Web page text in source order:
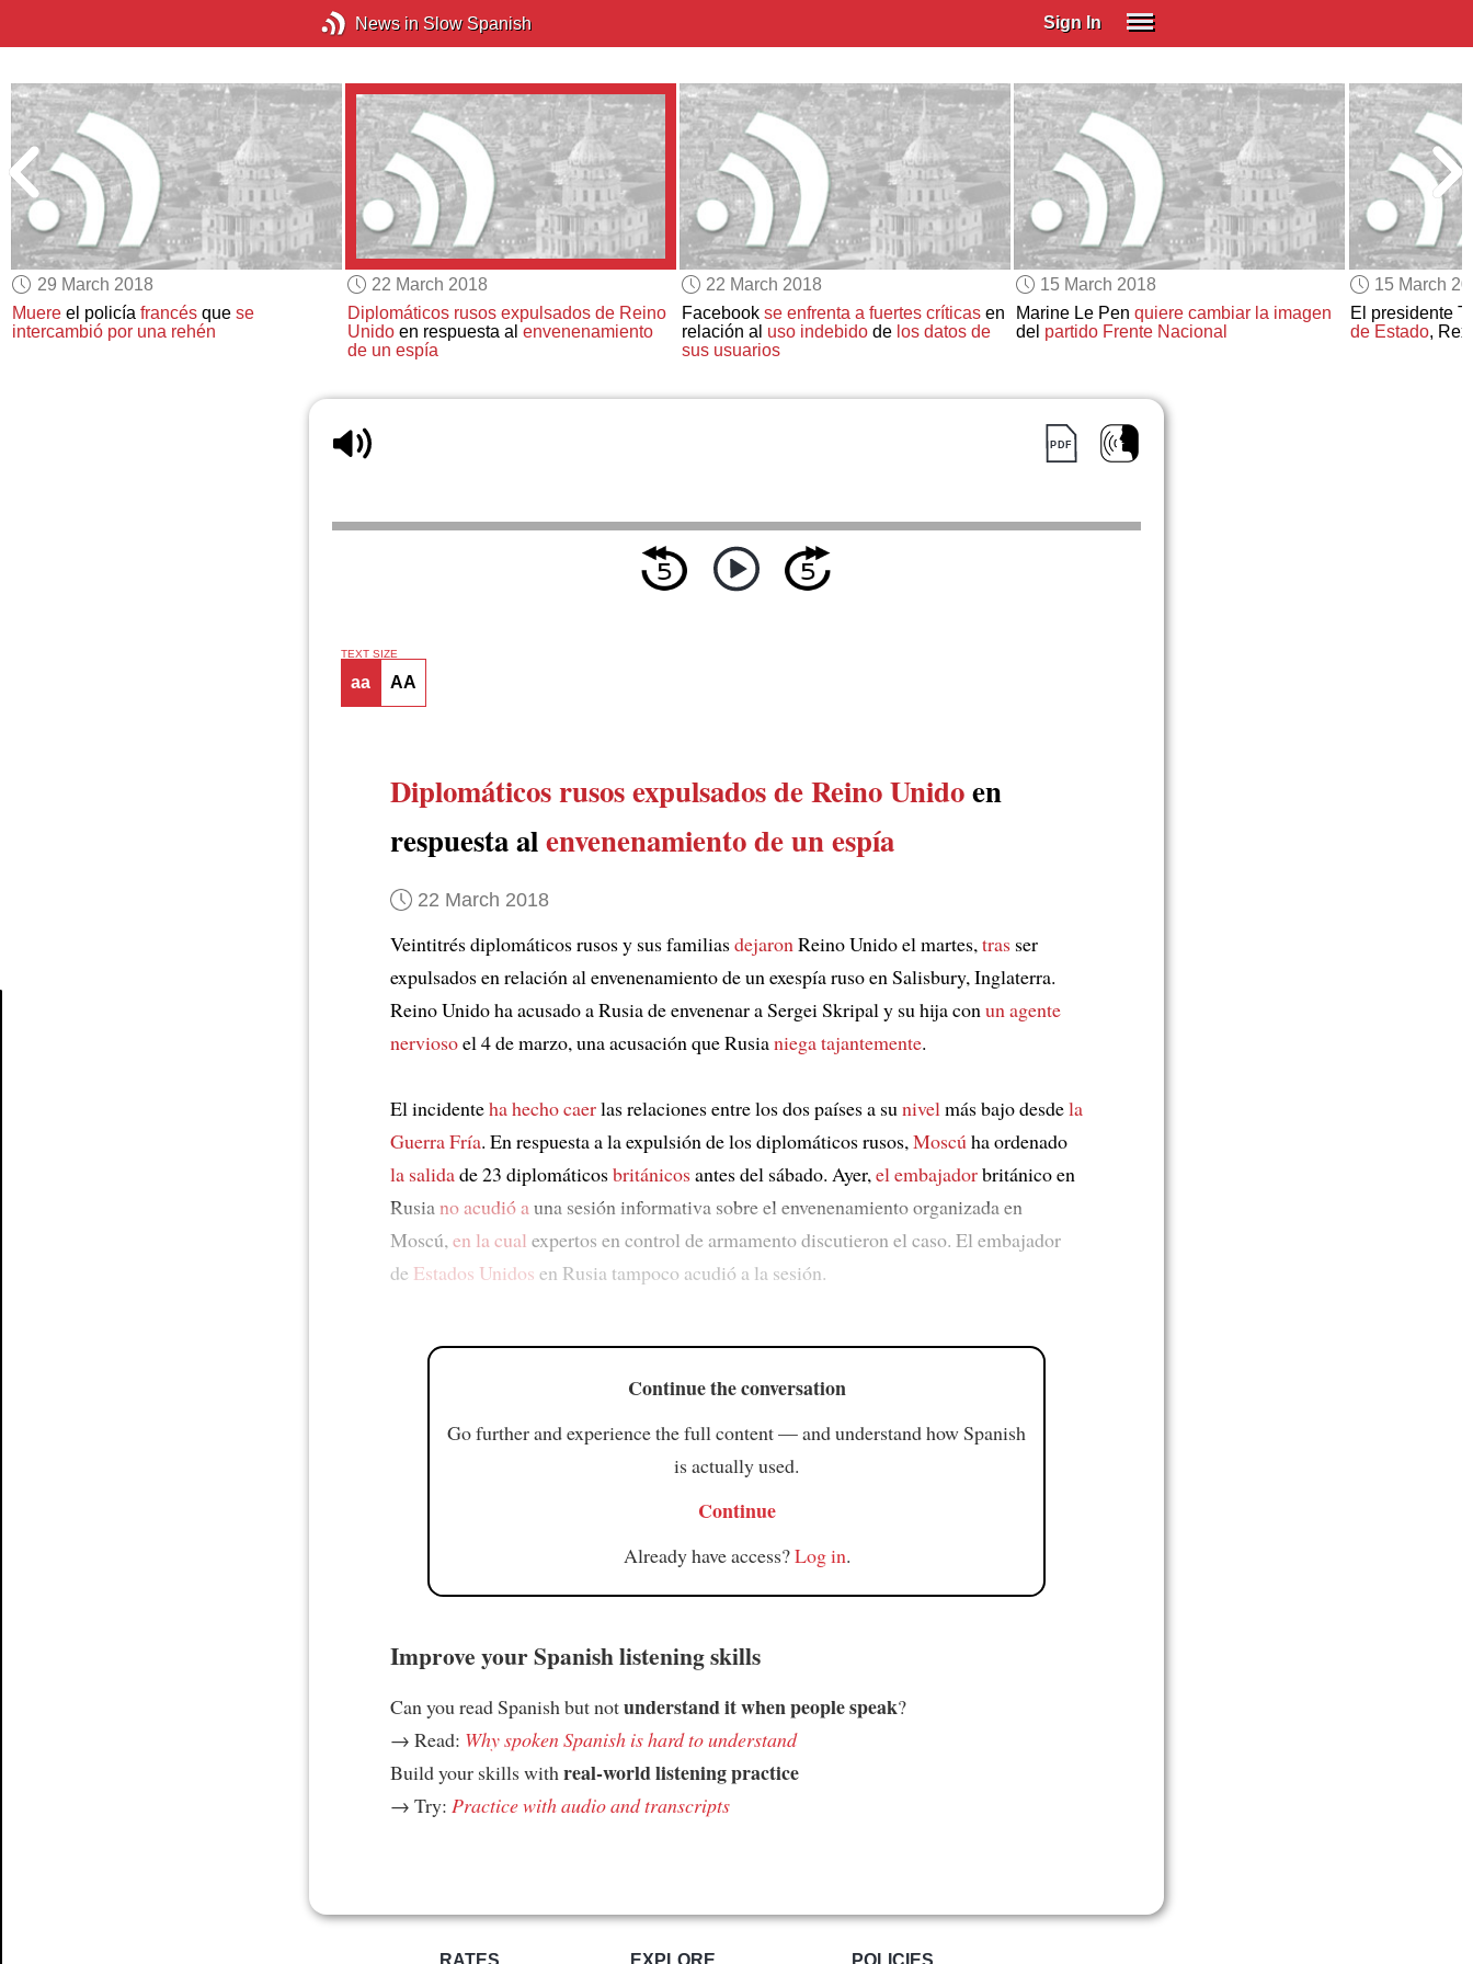
News in Slow Spanish Sign In
Spanish (Spain)
Spanish (Latino)
SUBSCRIBE
EDUCATIONAL LICENSES
GIFT CARDS
OTHER LANGUAGES
ABOUT US
29 March 2018
Muere el policíafrancés quese
intercambió por una rehén
22 March 2018
Diplomáticos rusos expulsados de Reino
Unidoen respuesta al envenenamiento
de un espía
22 March 2018
Facebook se enfrenta a fuertes críticasen
relación al uso indebidode los datos de
sus usuarios
15 March 2018
Marine Le Pen quiere cambiar la imagen
del partido Frente Nacional
15 March
El presidente
de Estado,
TEXT SIZE
aa AA
Diplomáticos rusosexpulsados de Reino Unidoen
respuesta alenvenenamiento de un espía
22 March 2018
Veintitrés diplomáticos rusos y sus familiasdejaronReino Unido el martes,tras ser
expulsados en relación al envenenamiento de un exespía ruso en Salisbury, Inglaterra.
Reino Unido ha acusado a Rusia de envenenar a Sergei Skripal y su hija conun agente
nerviosoel 4 de marzo, una acusación que Rusianiega tajantemente.
El incidenteha hecho caerlas relaciones entre los dos países a sunivelmás bajo desdela
Guerra Fría. En respuesta a la expulsión de los diplomáticos rusos,Moscúha ordenado
la salidade 23 diplomáticosbritánicosantes del sábado. Ayer,el embajadorbritánico en
Rusiano acudió auna sesión informativa sobre el envenenamiento organizada en
Moscú,en la cual expertos en control de armamento discutieron el caso. El embajador
de Estados Unidos en Rusia tampoco acudió a la sesión.
Continue the conversation
Go further and experience the full content — and understand how Spanish
is actually used.
Continue
Already have access?Log in.
Improve your Spanish listening skills
Can you read Spanish but notunderstand it when people speak?
→ Read: Why spoken Spanish is hard to understand
Build your skills withreal-world listening practice
→ Try: Practice with audio and transcripts
RATES EXPLORE POLICIES